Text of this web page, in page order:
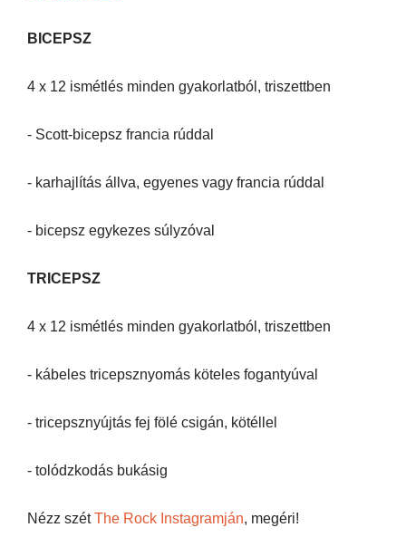
BICEPSZ
4 x 12 ismétlés minden gyakorlatból, triszettben
- Scott-bicepsz francia rúddal
- karhajlítás állva, egyenes vagy francia rúddal
- bicepsz egykezes súlyzóval
TRICEPSZ
4 x 12 ismétlés minden gyakorlatból, triszettben
- kábeles tricepsznyomás köteles fogantyúval
- tricepsznyújtás fej fölé csigán, kötéllel
- tolódzkodás bukásig
Nézz szétThe Rock Instagramján, megéri!